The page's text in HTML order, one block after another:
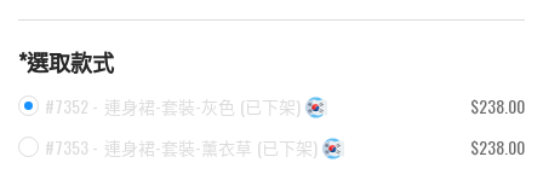
*選取款式
#7352 - 連身裙-套裝-灰色 (已下架)
$238.00
#7353 - 連身裙-套裝-薰衣草 (已下架)
$238.00